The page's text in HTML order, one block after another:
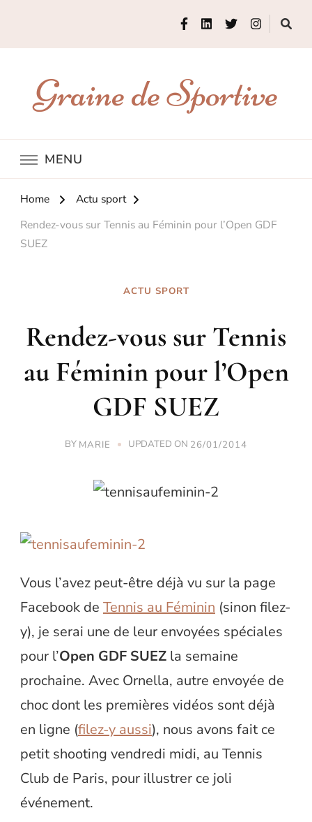
Graine de Sportive
MENU
Home
Actu sport
Rendez-vous sur Tennis au Féminin pour l’Open GDF
SUEZ
ACTU SPORT
Rendez-vous sur Tennis
au Féminin pour l’Open
GDF SUEZ
BY MARIE UPDATED ON 26/01/2014
Vous l’avez peut-être déjà vu sur la page
Facebook de Tennis au Féminin (sinon filez-
y), je serai une de leur envoyées spéciales
pour l’Open GDF SUEZ la semaine
prochaine. Avec Ornella, autre envoyée de
choc dont les premières vidéos sont déjà
en ligne (filez-y aussi), nous avons fait ce
petit shooting vendredi midi, au Tennis
Club de Paris, pour illustrer ce joli
événement.